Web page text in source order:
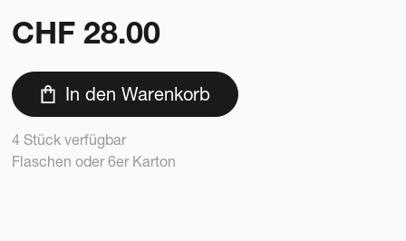
CHF 28.00
In den Warenkorb
4 Stück verfügbar
Flaschen oder 6er Karton